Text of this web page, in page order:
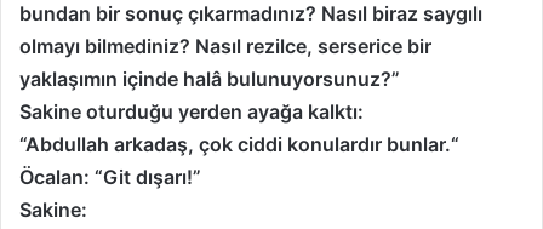
bundan bir sonuç çıkarmadınız? Nasıl biraz saygılı
olmayı bilmediniz? Nasıl rezilce, serserice bir
yaklaşımın içinde halâ bulunuyorsunuz?”
Sakine oturduğu yerden ayağa kalktı:
“Abdullah arkadaş, çok ciddi konulardır bunlar.“
Öcalan: “Git dışarı!”
Sakine: